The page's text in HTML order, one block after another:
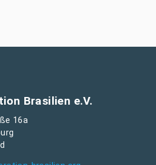
Brasilien e.V.
16a